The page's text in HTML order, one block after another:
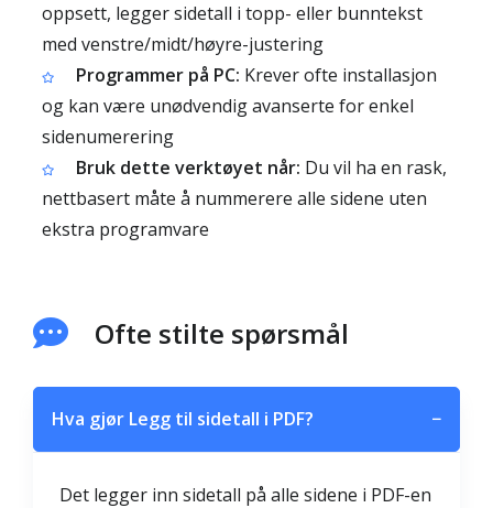
oppsett, legger sidetall i topp- eller bunntekst
med venstre/midt/høyre-justering
Programmer på PC: Krever ofte installasjon
og kan være unødvendig avanserte for enkel
sidenumerering
Bruk dette verktøyet når: Du vil ha en rask,
nettbasert måte å nummerere alle sidene uten
ekstra programvare
Ofte stilte spørsmål
Hva gjør Legg til sidetall i PDF? −
Det legger inn sidetall på alle sidene i PDF-en